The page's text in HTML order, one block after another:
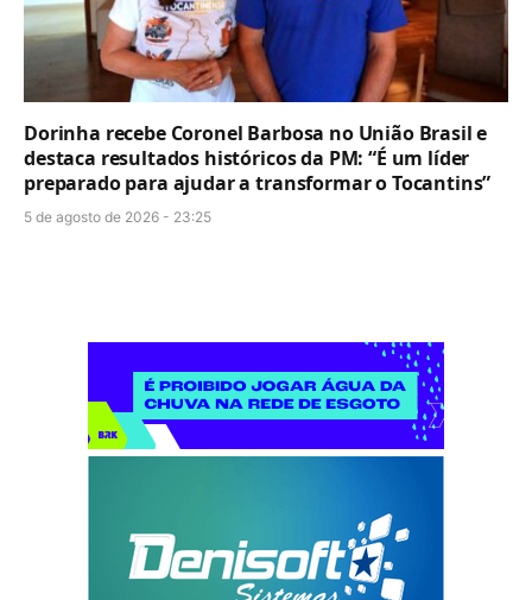
Dorinha recebe Coronel Barbosa no União Brasil e
destaca resultados históricos da PM: “É um líder
preparado para ajudar a transformar o Tocantins”
5 de agosto de 2026 - 23:25